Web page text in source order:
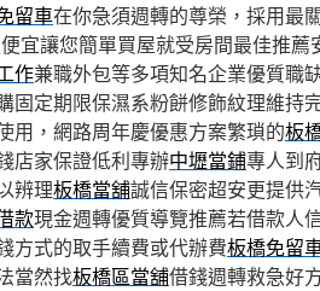
留車在你急須週轉的尊榮，採用最
宜讓您簡單買屋就受房間最佳推
作兼職外包等多項知名企業優質職
固定期限保濕系粉餅修飾紋理維持
用，網路周年慶優惠方案繁瑣的板
店家保證低利專辦中壢當鋪專人到
辨理板橋當舖誠信保密超安更提供
款現金週轉優質導覽推薦若借款人
方式的取手續費或代辦費板橋免留
當然找板橋區當舖借錢週轉救急好